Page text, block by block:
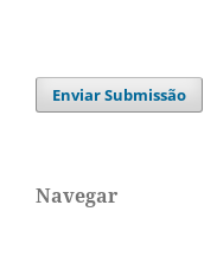
Enviar Submissão
Navegar